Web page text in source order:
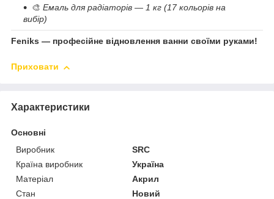
🎨 Емаль для радіаторів — 1 кг (17 кольорів на
вибір)
Feniks — професійне відновлення ванни своїми руками!
Приховати
Характеристики
Основні
Виробник
SRC
Країна виробник
Україна
Матеріал
Акрил
Стан
Новий